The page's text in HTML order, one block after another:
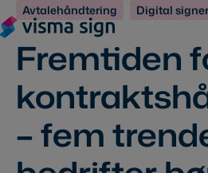
Avtalehåndtering Digital
Fremtiden
– fem